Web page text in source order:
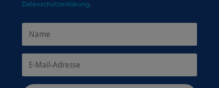
Datenschutzerklärung.